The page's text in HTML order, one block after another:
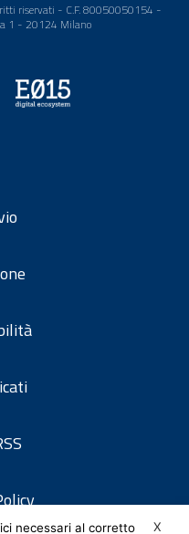
riservati - C.F. 80050050154 -
1 - 20124 Milano
X
necessari al corretto